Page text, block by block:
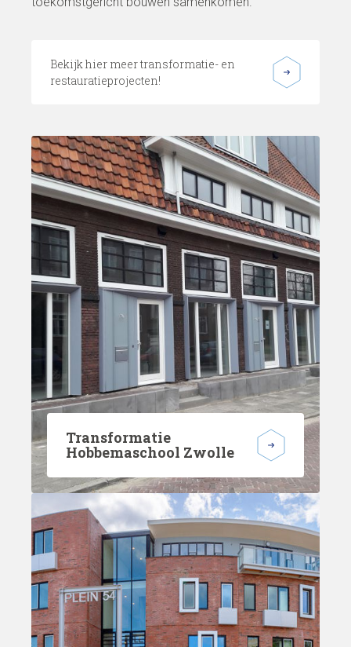
Bekijk hier meer transformatie- en
restauratieprojecten!
Transformatie
Hobbemaschool Zwolle